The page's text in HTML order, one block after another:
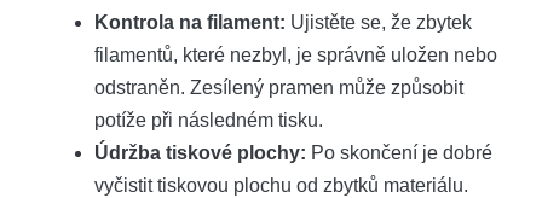
Kontrola na filament: Ujistěte se, že zbytek
filamentů, které nezbyl, je správně uložen nebo
odstraněn. Zesílený pramen může způsobit
potíže při následném tisku.
Údržba tiskové plochy: Po skončení je dobré
vyčistit tiskovou plochu od zbytků materiálu.